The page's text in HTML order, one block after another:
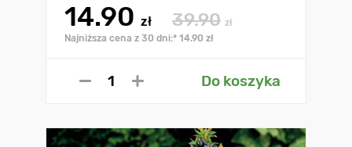
14.90 zł 39.90 zł
Najniższa cena z 30 dni:* 14.90 zł
Do koszyka